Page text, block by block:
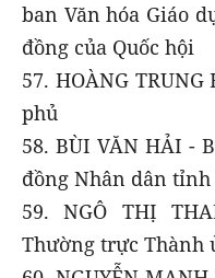
ban Văn hóa Giáo
đồng của Quốc hội
57. HOÀNG
phủ
58. BÙI VĂN HẢI -
đồng Nhân dân tỉnh
59. NGÔ THỊ
Thường trực Thành